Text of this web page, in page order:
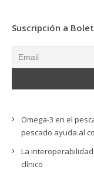
Suscripción a
Omega-3 en el
pescado ayuda al
La
clínico